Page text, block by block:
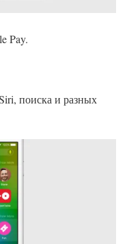
Pay.
поиска и разных